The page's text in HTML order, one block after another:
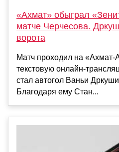
«Ахмат» обыграл
матче Черчесова.
ворота
Матч проходил на «Ахмат-
текстовую онлайн-
стал автогол Ваньи
Благодаря ему Стан...